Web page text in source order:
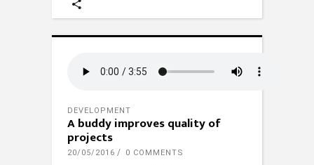
DEVELOPMENT
A buddy improves quality of
projects
20/05/2016 0 COMMENTS